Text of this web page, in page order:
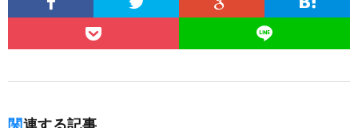
関連する記事